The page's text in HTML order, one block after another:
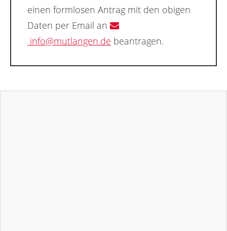
einen formlosen Antrag mit den obigen
Daten per Email an
info@mutlangen.de beantragen.